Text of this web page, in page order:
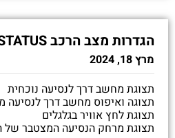
הגדרות מצב הרכב VEHICLE STATUS
מרץ 18, 2024
תצוגת מחשב דרך לנסיעה נוכחית
תצוגה ואיפוס מחשב דרך לנסיעה
תצוגת לחץ אוויר בגלגלים
תצוגת מרחק הנסיעה המצטבר של